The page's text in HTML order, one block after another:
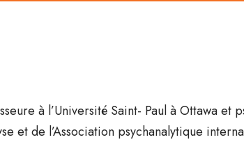
à l’Université Saint- Paul à Ottawa et
et de l’Association psychanalytique